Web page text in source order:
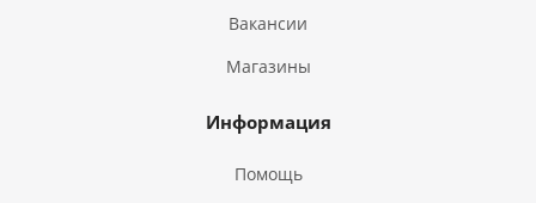
Вакансии
Магазины
Информация
Помощь